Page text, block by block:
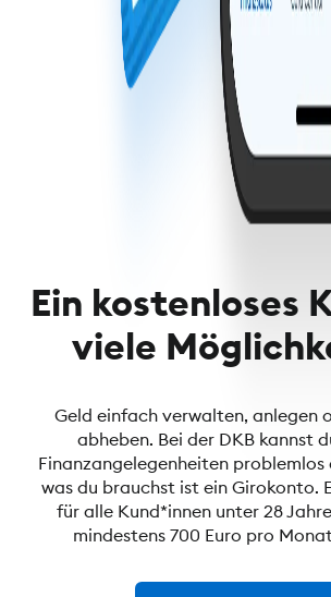
Ein kostenloses
viele
Geld einfach verwalten, anlegen
abheben. Bei der DKB kannst
Finanzangelegenheiten problemlos
was du brauchst ist ein Girokonto.
für alle Kund*innen unter 28
mindestens 700 Euro pro